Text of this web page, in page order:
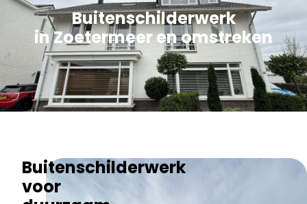
Buitenschilderwerk
in Zoetermeer en omstreken
Buitenschilderwerk
voor